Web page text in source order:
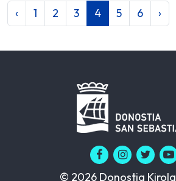
‹ 1 2 3 4 5 6 ›
© 2026 Donostia Kirola